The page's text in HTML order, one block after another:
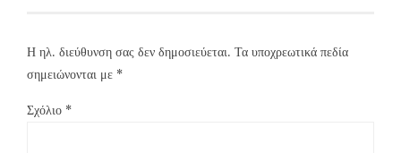
Η ηλ. διεύθυνση σας δεν δημοσιεύεται. Τα υποχρεωτικά πεδία
σημειώνονται με *
Σχόλιο *